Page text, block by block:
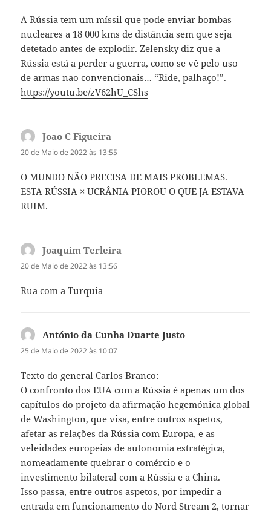
A Rússia tem um míssil que pode enviar bombas
nucleares a 18 000 kms de distância sem que seja
detetado antes de explodir. Zelensky diz que a
Rússia está a perder a guerra, como se vê pelo uso
de armas nao convencionais… “Ride, palhaço!”.
https://youtu.be/zV62hU_CShs
Joao C Figueira
20 de Maio de 2022 às 13:55
O MUNDO NÃO PRECISA DE MAIS PROBLEMAS.
ESTA RÚSSIA × UCRÂNIA PIOROU O QUE JA ESTAVA
RUIM.
Joaquim Terleira
20 de Maio de 2022 às 13:56
Rua com a Turquia
António da Cunha Duarte Justo
25 de Maio de 2022 às 10:07
Texto do general Carlos Branco:
O confronto dos EUA com a Rússia é apenas um dos
capítulos do projeto da afirmação hegemónica global
de Washington, que visa, entre outros aspetos,
afetar as relações da Rússia com Europa, e as
veleidades europeias de autonomia estratégica,
nomeadamente quebrar o comércio e o
investimento bilateral com a Rússia e a China.
Isso passa, entre outros aspetos, por impedir a
entrada em funcionamento do Nord Stream 2, tornar